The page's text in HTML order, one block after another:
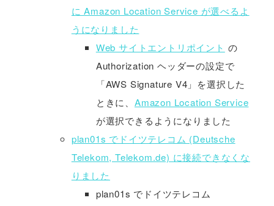
に Amazon Location Service が選べるよ
うになりました
Web サイトエントリポイント の
Authorization ヘッダーの設定で
「AWS Signature V4」を選択した
ときに、 Amazon Location Service
が選択できるようになりました
plan01s でドイツテレコム (Deutsche
Telekom, Telekom.de) に接続できなくな
りました
plan01s でドイツテレコム